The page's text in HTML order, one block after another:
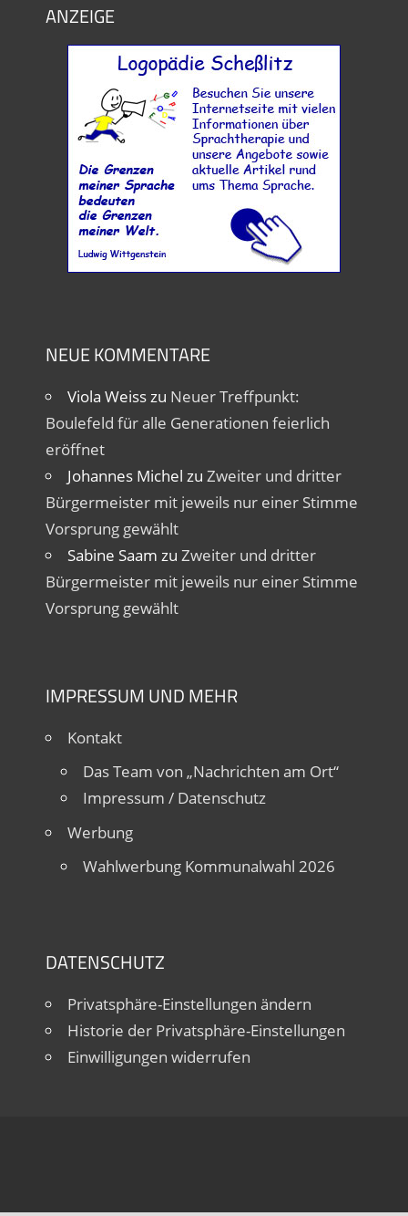
ANZEIGE
NEUE KOMMENTARE
Viola Weisszu Neuer Treffpunkt:
Boulefeld für alle Generationen feierlich
eröffnet
Johannes Michel zu Zweiter und dritter
Bürgermeister mit jeweils nur einer Stimme
Vorsprung gewählt
Sabine Saam zu Zweiter und dritter
Bürgermeister mit jeweils nur einer Stimme
Vorsprung gewählt
IMPRESSUM UND MEHR
Kontakt
Das Team von „Nachrichten am Ort“
Impressum / Datenschutz
Werbung
Wahlwerbung Kommunalwahl 2026
DATENSCHUTZ
Privatsphäre-Einstellungen ändern
Historie der Privatsphäre-Einstellungen
Einwilligungen widerrufen